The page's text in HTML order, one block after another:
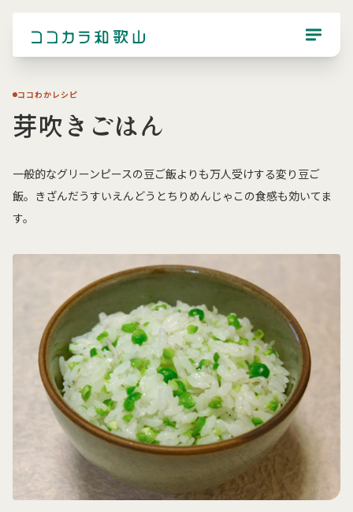
ココわかレシピ
芽吹きごはん
一般的なグリーンピースの豆ご飯よりも万人受けする変り豆ご
飯。きざんだうすいえんどうとちりめんじゃこの食感も効いてま
す。